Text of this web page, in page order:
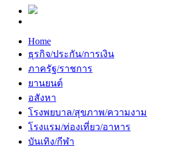
Home
ธุรกิจ/ประกัน/การเงิน
ภาครัฐ/ราชการ
ยานยนต์
อสังหา
โรงพยบาล/สุขภาพ/ความงาม
โรงแรม/ท่องเที่ยว/อาหาร
บันเทิง/กีฬา